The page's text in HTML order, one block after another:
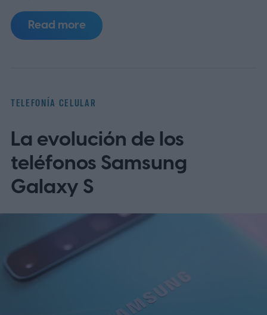
etapas después de la unión de la National
Football League y la American Football
equipos de la AFL/AFC y 28 campeonatos
Read more
TELEFONÍA CELULAR
La evolución de los
teléfonos Samsung
Galaxy S